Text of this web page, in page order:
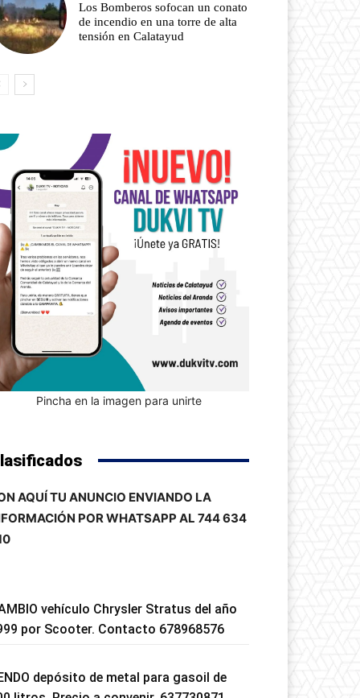
Los Bomberos sofocan un conato
de incendio en una torre de alta
tensión en Calatayud
Pincha en la imagen para unirte
AQUÍ TU ANUNCIO ENVIANDO LA
POR WHATSAPP AL 744 634
vehículo Chrysler Stratus del año
por Scooter. Contacto 678968576
depósito de metal para gasoil de